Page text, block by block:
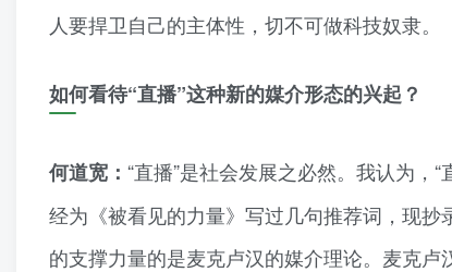
人要捍卫自己的主体性，切不可做科技奴隶。
如何看待“直播”这种新的媒介形态的兴起？
何道宽： “直播”是社会发展之必然。我认为，
经为《被看见的力量》写过几句推荐词，现
的支撑力量的是麦克卢汉的媒介理论。麦克